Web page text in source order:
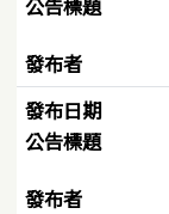
發布者
發布日期
公告標題
發布者